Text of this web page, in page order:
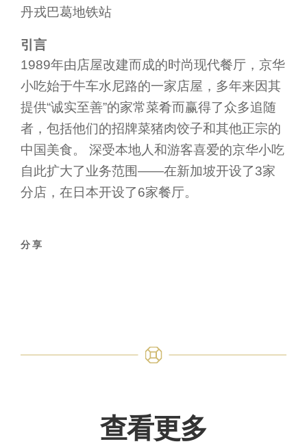
丹戎巴葛地铁站
引言
1989年由店屋改建而成的时尚现代餐厅，京华
小吃始于牛车水尼路的一家店屋，多年来因其
提供“诚实至善”的家常菜肴而赢得了众多追随
者，包括他们的招牌菜猪肉饺子和其他正宗的
中国美食。 深受本地人和游客喜爱的京华小吃
自此扩大了业务范围——在新加坡开设了3家
分店，在日本开设了6家餐厅。
分享
查看更多